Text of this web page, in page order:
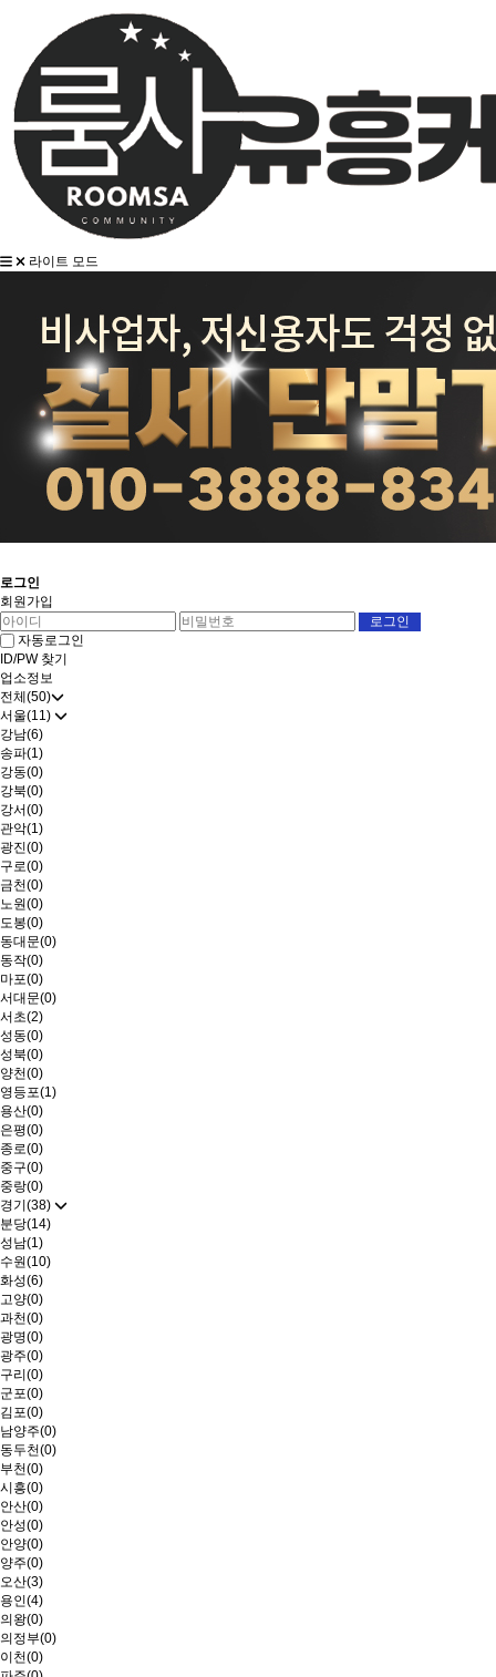
라이트 모드
로그인
회원가입
자동로그인
ID/PW 찾기
업소정보
전체(50)
서울(11)
강남(6)
송파(1)
강동(0)
강북(0)
강서(0)
관악(1)
광진(0)
구로(0)
금천(0)
노원(0)
도봉(0)
동대문(0)
동작(0)
마포(0)
서대문(0)
서초(2)
성동(0)
성북(0)
양천(0)
영등포(1)
용산(0)
은평(0)
종로(0)
중구(0)
중랑(0)
경기(38)
분당(14)
성남(1)
수원(10)
화성(6)
고양(0)
과천(0)
광명(0)
광주(0)
구리(0)
군포(0)
김포(0)
남양주(0)
동두천(0)
부천(0)
시흥(0)
안산(0)
안성(0)
안양(0)
양주(0)
오산(3)
용인(4)
의왕(0)
의정부(0)
이천(0)